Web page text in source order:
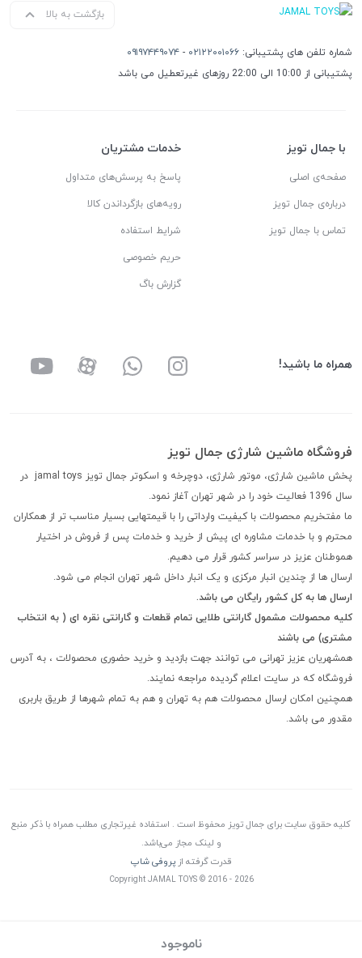
ناموجود
بازگشت به بالا
شماره تلفن های پشتیبانی: ۰۲۱۲۲۰۰۱۰۶۶ - ۰۹۱۹۷۴۴۹۰۷۴
پشتیبانی از 10:00 الی 22:00 روزهای غیرتعطیل می باشد
با جمال تویز
صفحه‌ی اصلی
درباره‌ی جمال تویز
تماس با جمال تویز
خدمات مشتریان
پاسخ به پرسش‌های متداول
رویه‌های بازگرداندن کالا
شرایط استفاده
حریم خصوصی
گزارش باگ
همراه ما باشید!
فروشگاه ماشین شارژی جمال تویز
پخش ماشین شارژی، موتور شارژی، دوچرخه و اسکوتر جمال تویز jamal toys در
سال 1396 فعالیت خود را در شهر تهران آغاز نمود.
ما مفتخریم محصولات با کیفیت وارداتی را با قیمتهایی بسیار مناسب تر از همکاران
محترم و با خدمات مشاوره ای پیش از خرید و خدمات پس از فروش در اختیار
هموطنان عزیز در سراسر کشور قرار می دهیم.
ارسال ها از چندین انبار مرکزی و یک انبار داخل شهر تهران انجام می شود.
ارسال ها به کل کشور رایگان می باشد.
کلیه محصولات مشمول گارانتی طلایی تمام قطعات و گارانتی نقره ای ( به انتخاب
مشتری) می باشند
همشهریان عزیز تهرانی می توانند جهت بازدید و خرید حضوری محصولات ، به آدرس
فروشگاه که در سایت اعلام گردیده مراجعه نمایند.
همچنین امکان ارسال محصولات هم به تهران و هم به تمام شهرها از طریق باربری
مقدور می باشد.
کلیه حقوق سایت برای جمال تویز محفوظ است . استفاده غیرتجاری مطلب همراه با ذکر منبع
و لینک مجاز می‌باشد.
قدرت گرفته ازپروفی شاپ
Copyright JAMAL TOYS © 2016 - 2026